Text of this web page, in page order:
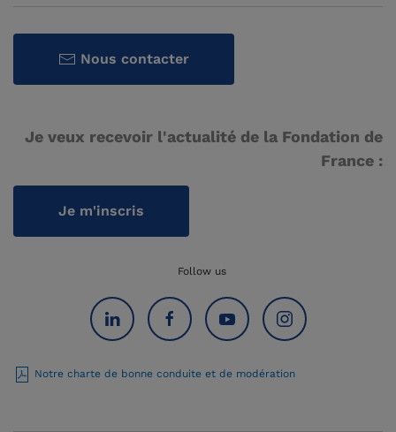
Nous contacter
Je veux recevoir l'actualité de la Fondation de
France :
Je m'inscris
Follow us
Notre charte de bonne conduite et de modération